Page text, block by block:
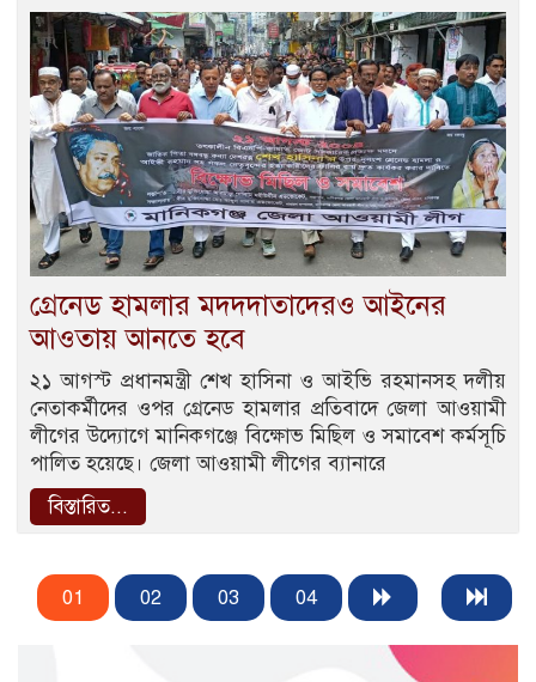
গ্রেনেড হামলার মদদদাতাদেরও আইনের
আওতায় আনতে হবে
২১ আগস্ট প্রধানমন্ত্রী শেখ হাসিনা ও আইভি রহমানসহ দলীয়
নেতাকর্মীদের ওপর গ্রেনেড হামলার প্রতিবাদে জেলা আওয়ামী
লীগের উদ্যোগে মানিকগঞ্জে বিক্ষোভ মিছিল ও সমাবেশ কর্মসূচি
পালিত হয়েছে। জেলা আওয়ামী লীগের ব্যানারে
বিস্তারিত...
01 02 03 04